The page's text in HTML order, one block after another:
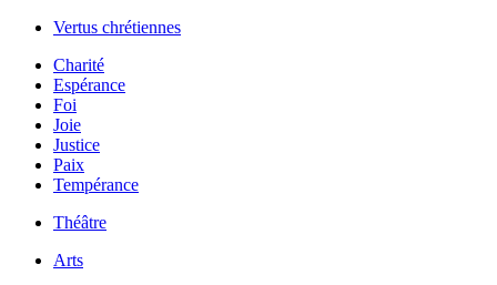
Vertus chrétiennes
Charité
Espérance
Foi
Joie
Justice
Paix
Tempérance
Théâtre
Arts